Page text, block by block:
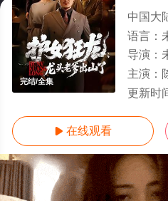
完结/全集
中国大
语言：
导演：
主演：
更新时
 在线观看